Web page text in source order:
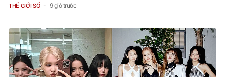
THẾ GIỚI SỐ 9 giờ trước